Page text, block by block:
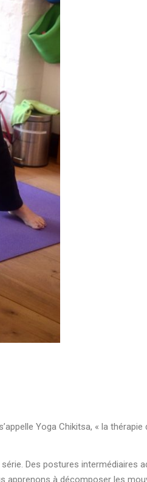
Yoga Chikitsa, « la
Des postures intermédiaires
à décomposer les